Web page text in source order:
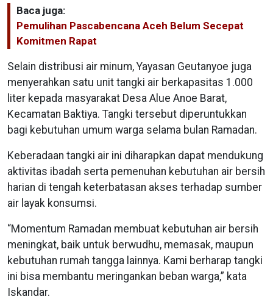
Baca juga:
Pemulihan Pascabencana Aceh Belum Secepat
Komitmen Rapat
Selain distribusi air minum, Yayasan Geutanyoe juga
menyerahkan satu unit tangki air berkapasitas 1.000
liter kepada masyarakat Desa Alue Anoe Barat,
Kecamatan Baktiya. Tangki tersebut diperuntukkan
bagi kebutuhan umum warga selama bulan Ramadan.
Keberadaan tangki air ini diharapkan dapat mendukung
aktivitas ibadah serta pemenuhan kebutuhan air bersih
harian di tengah keterbatasan akses terhadap sumber
air layak konsumsi.
“Momentum Ramadan membuat kebutuhan air bersih
meningkat, baik untuk berwudhu, memasak, maupun
kebutuhan rumah tangga lainnya. Kami berharap tangki
ini bisa membantu meringankan beban warga,” kata
Iskandar.